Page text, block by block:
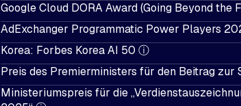
Google Cloud DORA Award (Going Beyond the
AdExchanger Programmatic Power Players
Korea: Forbes Korea AI 50 ⓘ
Preis des Premierministers für den Beitrag zur
Ministeriumspreis für die